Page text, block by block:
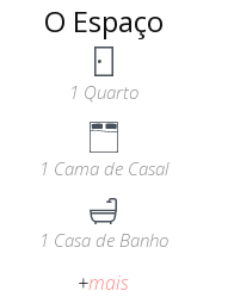
O Espaço
1 Quarto
1 Cama de Casal
1 Casa de Banho
+mais